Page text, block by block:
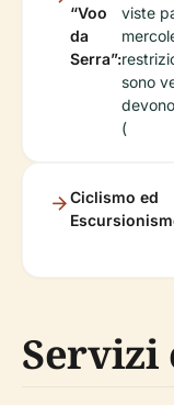
“Voo
da
Serra”:
viste
sono
(
Ciclismo ed
Servizi